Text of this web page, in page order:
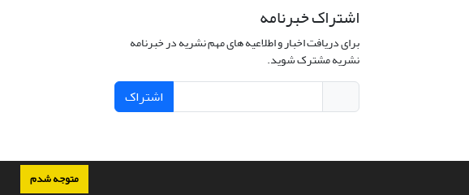
متوجه شدم
اشتراک خبرنامه
برای دریافت اخبار و اطلاعیه های مهم نشریه در خبرنامه
نشریه مشترک شوید.
اشتراک